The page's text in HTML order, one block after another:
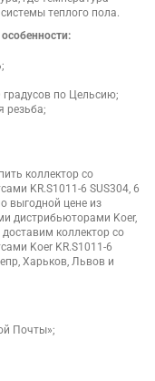
теплого пола.
по Цельсию;
резьба;
коллектор со
KR.S1011-6 SUS304, 6
выгодной цене из
дистрибьюторами Koer,
коллектор со
Koer KR.S1011-6
Харьков, Львов и
Почты»;